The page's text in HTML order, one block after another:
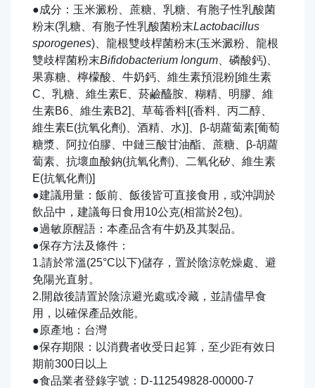
●成分：玉米澱粉、蔗糖、乳糖、有胞子性乳酸菌
粉末(乳糖、有胞子性乳酸菌粉末Lactobacillus
sporogenes)、龍根雙歧桿菌粉末(玉米澱粉、龍根
雙歧桿菌粉末Bifidobacterium longum 、磷酸鈣)、
果寡糖、檸檬酸、牛奶鈣、維生素預混粉[維生素
C、乳糖、維生素E、菸鹼醯胺、糊精、明膠、維
生素B6、維生素B2]、草莓香料[(香料、丙二醇、
維生素E(抗氧化劑)、酒精、水)]、β-胡蘿蔔素[葡萄
糖漿、阿拉伯膠、中鏈三酸甘油酯、蔗糖、β-胡蘿
蔔素、抗壞血酸鈉(抗氧化劑)、二氧化矽、維生素
E(抗氧化劑)]
●建議用量：飯前、飯後皆可直接食用，或沖調於
飲品中，建議每日食用10公克(相當於2包)。
●過敏原醒語：本產品含有牛奶及其製品。
●保存方法及條件：
1.請於常溫(25°C以下)儲存，置於陰涼乾燥處、避
免陽光直射。
2.開啟後請置於陰涼避光處或冷藏，並請儘早食
用，以確保產品效能。
●原產地：台灣
●保存期限：以消費者收受日起算，至少距有效日
期前300日以上
●食品業者登錄字號：D-112549828-00000-7